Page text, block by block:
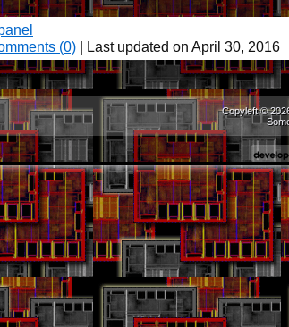
(0) | Last updated on April 30, 2016
Copyleft ©